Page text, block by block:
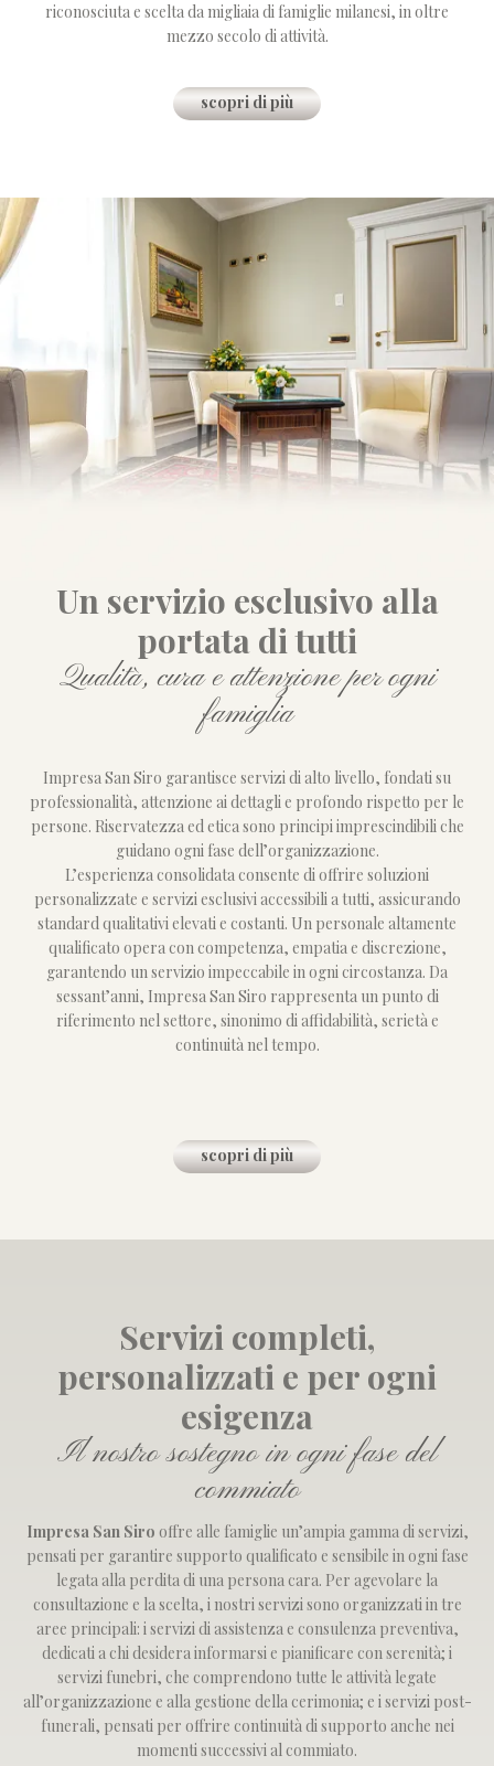
riconosciuta e scelta da migliaia di famiglie milanesi, in oltre
mezzo secolo di attività.
scopri di più
Un servizio esclusivo alla
portata di tutti
Qualità, cura e attenzione per ogni
famiglia
Impresa San Siro garantisce servizi di alto livello, fondati su
professionalità, attenzione ai dettagli e profondo rispetto per le
persone. Riservatezza ed etica sono principi imprescindibili che
guidano ogni fase dell’organizzazione.
L’esperienza consolidata consente di offrire soluzioni
personalizzate e servizi esclusivi accessibili a tutti, assicurando
standard qualitativi elevati e costanti. Un personale altamente
qualificato opera con competenza, empatia e discrezione,
garantendo un servizio impeccabile in ogni circostanza. Da
sessant’anni, Impresa San Siro rappresenta un punto di
riferimento nel settore, sinonimo di affidabilità, serietà e
continuità nel tempo.
scopri di più
Servizi completi,
personalizzati e per ogni
esigenza
Il nostro sostegno in ogni fase del
commiato
Impresa San Siro offre alle famiglie un’ampia gamma di servizi,
pensati per garantire supporto qualificato e sensibile in ogni fase
legata alla perdita di una persona cara. Per agevolare la
consultazione e la scelta, i nostri servizi sono organizzati in tre
aree principali: iservizi di assistenza e consulenza preventiva,
dedicati a chi desidera informarsi e pianificare con serenità; i
servizi funebri, che comprendono tutte le attività legate
all’organizzazione e alla gestione della cerimonia; e iservizi post-
funerali, pensati per offrire continuità di supporto anche nei
momenti successivi al commiato.